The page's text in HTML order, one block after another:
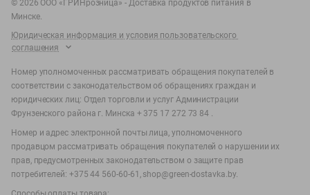
© 2026 ООО «ГРИНрозница» - Доставка продуктов питания в
Минске.
Юридическая информация и условия пользовательского
соглашения
Номер уполномоченных рассматривать обращения покупателей в
соответствии с законодательством об обращениях граждан и
юридических лиц: Отдел торговли и услуг Администрации
Фрунзенского района г. Минска + 375 17 272 73 84 .
Номер и адрес электронной почты лица, уполномоченного
продавцом рассматривать обращения покупателей о нарушении их
прав, предусмотренных законодательством о защите прав
потребителей: +375 44 560-60-61, shop@green-dostavka.by.